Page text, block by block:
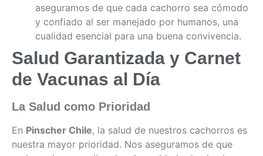
aseguramos de que cada cachorro sea cómodo
y confiado al ser manejado por humanos, una
cualidad esencial para una buena convivencia.
Salud Garantizada y Carnet
de Vacunas al Día
La Salud como Prioridad
En Pinscher Chile, la salud de nuestros cachorros es
nuestra mayor prioridad. Nos aseguramos de que